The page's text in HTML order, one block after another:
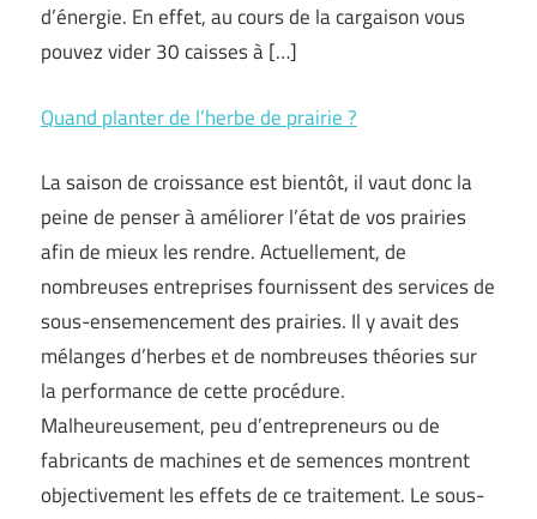
d’énergie. En effet, au cours de la cargaison vous
pouvez vider 30 caisses à […]
Quand planter de l’herbe de prairie ?
La saison de croissance est bientôt, il vaut donc la
peine de penser à améliorer l’état de vos prairies
afin de mieux les rendre. Actuellement, de
nombreuses entreprises fournissent des services de
sous-ensemencement des prairies. Il y avait des
mélanges d’herbes et de nombreuses théories sur
la performance de cette procédure.
Malheureusement, peu d’entrepreneurs ou de
fabricants de machines et de semences montrent
objectivement les effets de ce traitement. Le sous-